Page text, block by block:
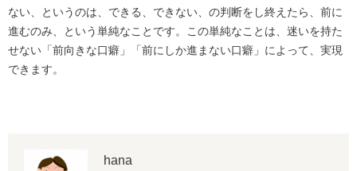
ない、というのは、できる、できない、の判断をし終えたら、前に
進むのみ、という単純なことです。この単純なことは、迷いを持た
せない「前向きな口癖」「前にしか進まない口癖」によって、実現
できます。
hana